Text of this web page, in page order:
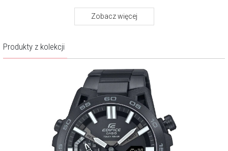
2 lata
Zegarki EDIFICE uosabiają perfekcyjną kombinację sportowego,
dynamicznego charakteru z eleganckim designem. Mottem marki jest
hasło „Speed & Intelligence”, które jak motor napędza całą kolekcję i
motywuje do wyznaczania nowych standardów. Kolekcja
przeznaczona jest dla mężczyzn, dla których czas jest niezwykle
istotny, bo żyją intensywnie i aktywnie; żyją chwilą!
Zobacz więcej
Produkty z kolekcji